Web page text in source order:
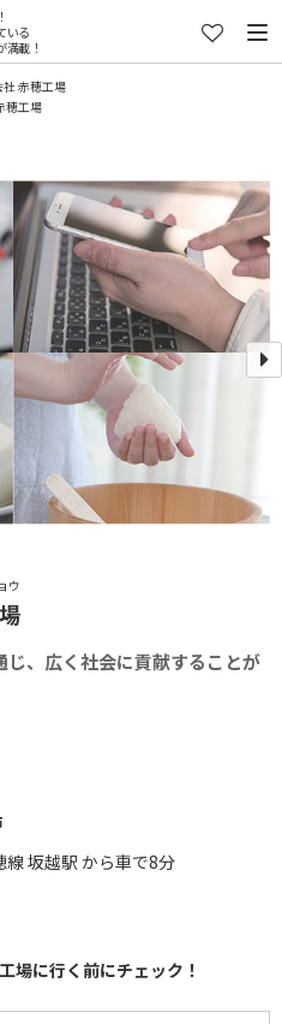
いる
満載！
赤穂工場
穂工場
ウ
じ、広く社会に貢献することが
線 坂越駅 から車で8分
場に行く前にチェック！